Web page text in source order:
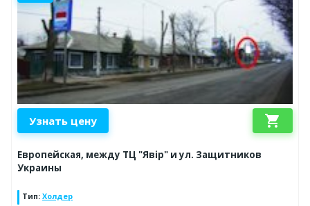
Узнать цену shopping_cart
Европейская, между ТЦ "Явір" и ул. Защитников
Украины
Тип: Холдер